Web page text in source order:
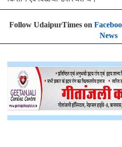
Follow UdaipurTimes on
News